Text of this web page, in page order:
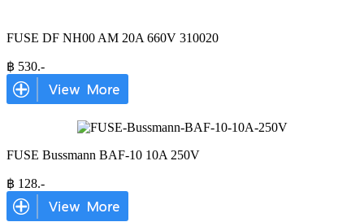
FUSE DF NH00 AM 20A 660V 310020
฿ 530.-
FUSE Bussmann BAF-10 10A 250V
฿ 128.-